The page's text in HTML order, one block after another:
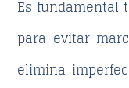
Es fundamental
para evitar
elimina